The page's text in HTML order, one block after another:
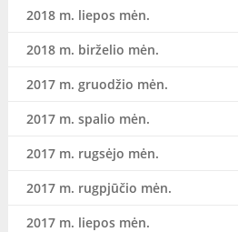
2018 m. liepos mėn.
2018 m. birželio mėn.
2017 m. gruodžio mėn.
2017 m. spalio mėn.
2017 m. rugsėjo mėn.
2017 m. rugpjūčio mėn.
2017 m. liepos mėn.